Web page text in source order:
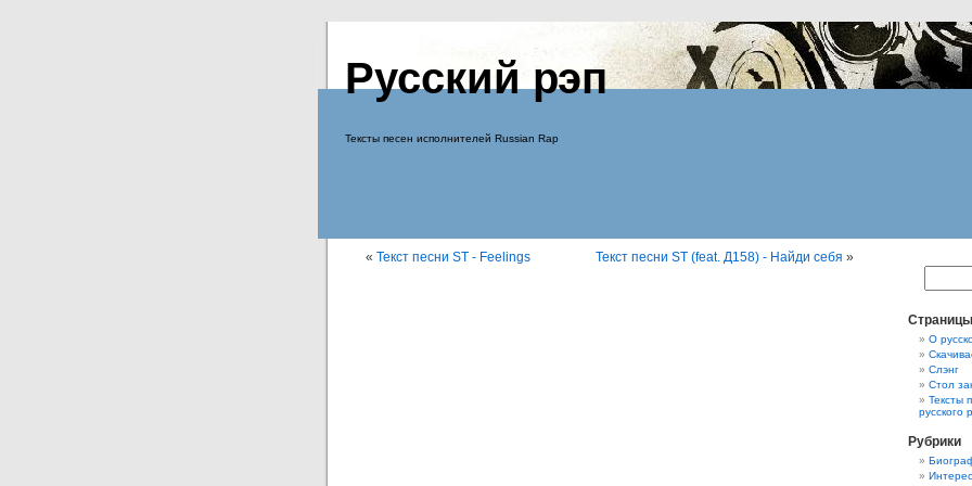
Русский рэп
Тексты песен исполнителей Russian Rap
« Текст песни ST - Feelings Текст песни ST (feat. Д158) - Найди себя »
Страницы
О
Слэнг
Стол
Тексты
русского
Рубрики